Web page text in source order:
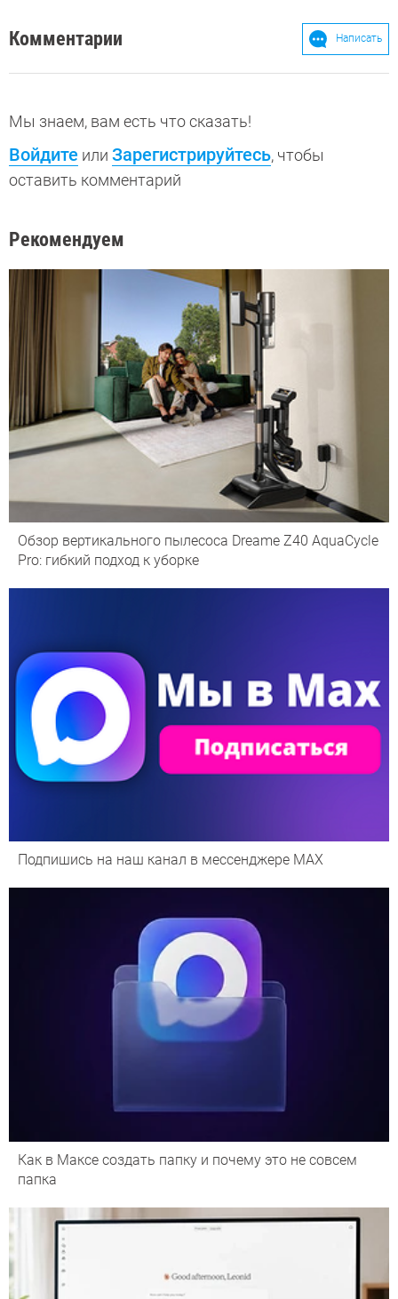
Комментарии Написать
Мы знаем, вам есть что сказать!
Войдите или Зарегистрируйтесь, чтобы
оставить комментарий
Рекомендуем
Обзор вертикального пылесоса Dreame Z40 AquaCycle
Pro: гибкий подход к уборке
Подпишись на наш канал в мессенджере МАХ
Как в Максе создать папку и почему это не совсем
папка